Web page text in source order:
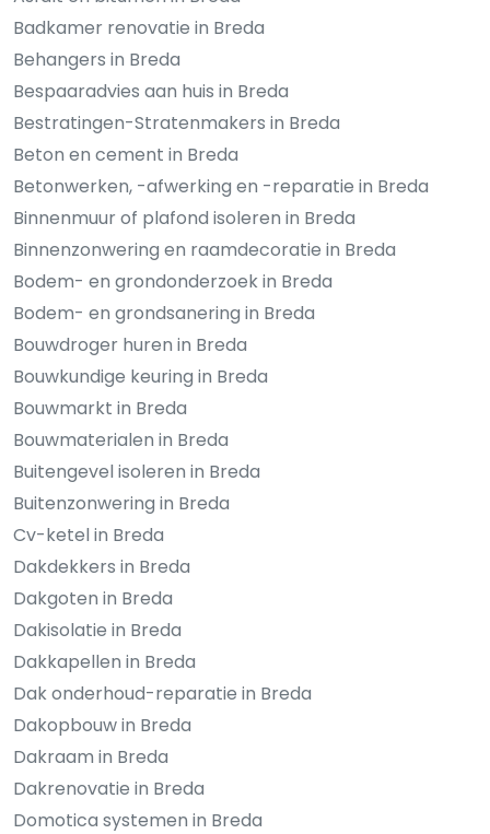
Badkamer renovatie in Breda
Behangers in Breda
Bespaaradvies aan huis in Breda
Bestratingen-Stratenmakers in Breda
Beton en cement in Breda
Betonwerken, -afwerking en -reparatie in Breda
Binnenmuur of plafond isoleren in Breda
Binnenzonwering en raamdecoratie in Breda
Bodem- en grondonderzoek in Breda
Bodem- en grondsanering in Breda
Bouwdroger huren in Breda
Bouwkundige keuring in Breda
Bouwmarkt in Breda
Bouwmaterialen in Breda
Buitengevel isoleren in Breda
Buitenzonwering in Breda
Cv-ketel in Breda
Dakdekkers in Breda
Dakgoten in Breda
Dakisolatie in Breda
Dakkapellen in Breda
Dak onderhoud-reparatie in Breda
Dakopbouw in Breda
Dakraam in Breda
Dakrenovatie in Breda
Domotica systemen in Breda